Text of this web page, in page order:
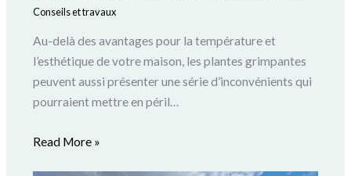
Conseils et travaux
Au-delà des avantages pour la température et
l’esthétique de votre maison, les plantes grimpantes
peuvent aussi présenter une série d’inconvénients qui
pourraient mettre en péril…
Read More »